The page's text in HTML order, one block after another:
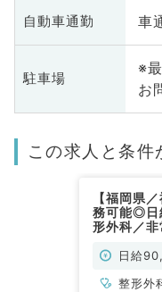
自動車通勤 車
駐車場
※
お
この求人と条件
【福岡県
務可能◎日
形外科／非
日給
整形外